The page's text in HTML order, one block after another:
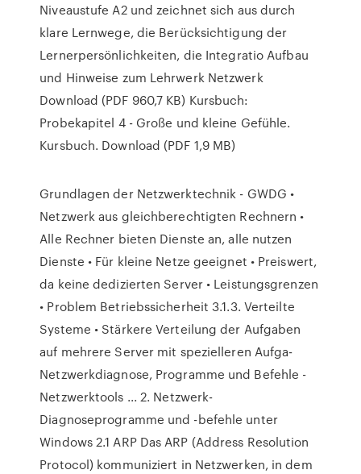
Niveaustufe A2 und zeichnet sich aus durch
klare Lernwege, die Berücksichtigung der
Lernerpersönlichkeiten, die Integratio Aufbau
und Hinweise zum Lehrwerk Netzwerk
Download (PDF 960,7 KB) Kursbuch:
Probekapitel 4 - Große und kleine Gefühle.
Kursbuch. Download (PDF 1,9 MB)
Grundlagen der Netzwerktechnik - GWDG •
Netzwerk aus gleichberechtigten Rechnern •
Alle Rechner bieten Dienste an, alle nutzen
Dienste • Für kleine Netze geeignet • Preiswert,
da keine dedizierten Server • Leistungsgrenzen
• Problem Betriebssicherheit 3.1.3. Verteilte
Systeme • Stärkere Verteilung der Aufgaben
auf mehrere Server mit spezielleren Aufga-
Netzwerkdiagnose, Programme und Befehle -
Netzwerktools ... 2. Netzwerk-
Diagnoseprogramme und -befehle unter
Windows 2.1 ARP Das ARP (Address Resolution
Protocol) kommuniziert in Netzwerken, in dem